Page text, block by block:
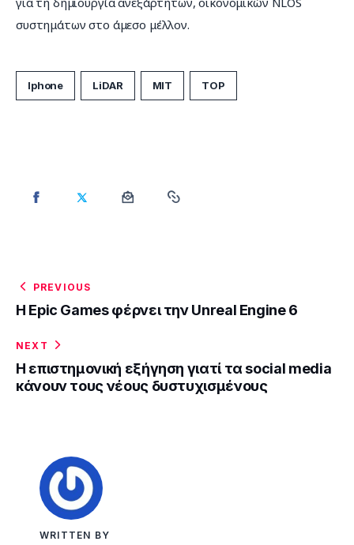
συστημάτων στο άμεσο μέλλον.
Iphone LiDAR MIT TOP
PREVIOUS
Η Epic Games φέρνει την Unreal Engine 6
NEXT
Η επιστημονική εξήγηση γιατί τα social media
κάνουν τους νέους δυστυχισμένους
WRITTEN BY